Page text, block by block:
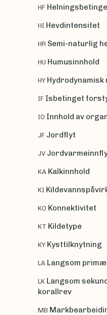
HF
HI Hevdintensitet
HR Semi-naturlig
HU Humusinnhold
HY Hydrodynamisk
IF Isbetinget
IO Innhold av
JF Jordflyt
JV
KA Kalkinnhold
KI
KO Konnektivitet
KT Kildetype
KY Kysttilknytning
LA Langsom
LK Langsom
korallrev
MB